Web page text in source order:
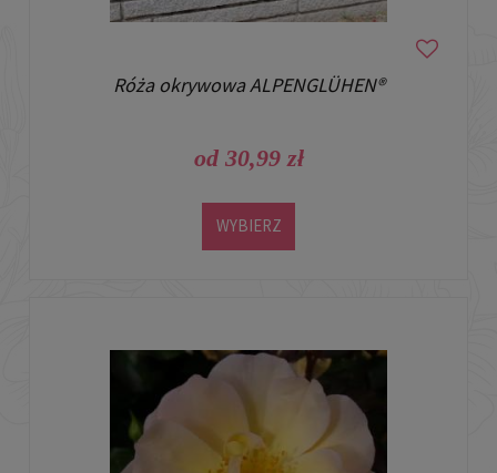
Róża okrywowa ALPENGLÜHEN®
od 30,99 zł
WYBIERZ